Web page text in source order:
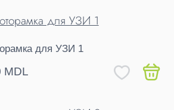
для УЗИ 1
MDL